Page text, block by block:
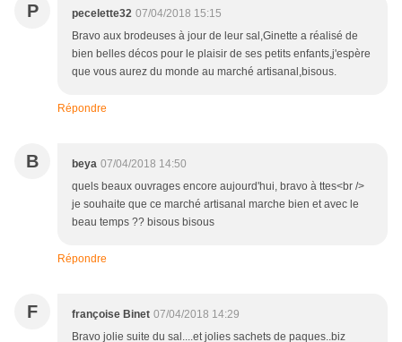
P pecelette32 07/04/2018 15:15
Bravo aux brodeuses à jour de leur sal,Ginette a réalisé de
bien belles décos pour le plaisir de ses petits enfants,j'espère
que vous aurez du monde au marché artisanal,bisous.
Répondre
B beya 07/04/2018 14:50
quels beaux ouvrages encore aujourd'hui, bravo à ttes<br />
je souhaite que ce marché artisanal marche bien et avec le
beau temps ?? bisous bisous
Répondre
F françoise Binet 07/04/2018 14:29
Bravo jolie suite du sal....et jolies sachets de paques..biz